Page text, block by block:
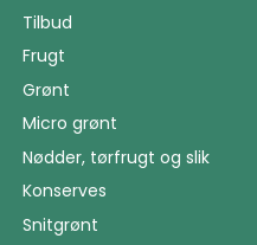
Tilbud
Frugt
Grønt
Micro grønt
Nødder, tørfrugt og slik
Konserves
Snitgrønt